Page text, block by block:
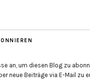
an, um diesen Blog zu
neue Beiträge via E-Mail zu